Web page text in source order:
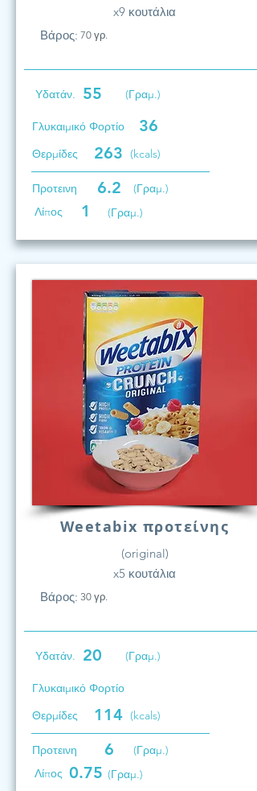
x9 κουτάλια
Βάρος: 70 γρ.
Υδατάν. 55 (Γραμ.)
Γλυκαιμικό Φορτίο 36
Θερμίδες 263 (kcals)
Προτεινη 6.2
(Γραμ.)
Λίπος
1 (Γραμ.)
Weetabix προτείνης
(original)
x5 κουτάλια
Βάρος: 30 γρ.
Υδατάν. 20 (Γραμ.)
Γλυκαιμικό Φορτίο
Θερμίδες
114 (kcals)
Προτεινη 6
(Γραμ.)
Λίπος 0.75 (Γραμ.)